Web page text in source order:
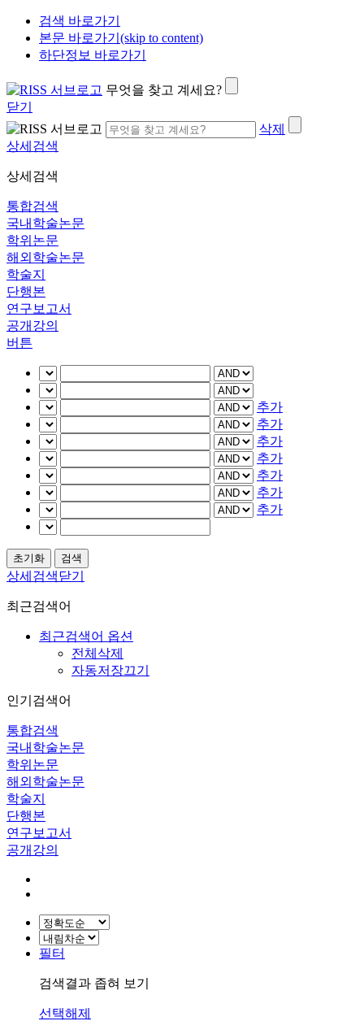
검색 바로가기
본문 바로가기(skip to content)
하단정보 바로가기
무엇을 찾고 계세요?
닫기
삭제
상세검색
상세검색
통합검색
국내학술논문
학위논문
해외학술논문
학술지
단행본
연구보고서
공개강의
버튼
추가
추가
추가
추가
추가
추가
추가
상세검색닫기
최근검색어
최근검색어 옵션
전체삭제
자동저장끄기
인기검색어
통합검색
국내학술논문
학위논문
해외학술논문
학술지
단행본
연구보고서
공개강의
필터
검색결과 좁혀 보기
선택해제